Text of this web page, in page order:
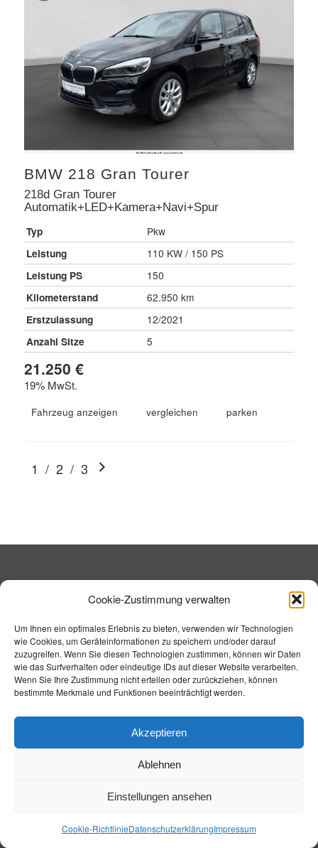
Cookie-Zustimmung verwalten
Um Ihnen ein optimales Erlebnis zu bieten, verwenden wir Technologien
wie Cookies, um Geräteinformationen zu speichern und/oder darauf
zuzugreifen. Wenn Sie diesen Technologien zustimmen, können wir Daten
wie das Surfverhalten oder eindeutige IDs auf dieser Website verarbeiten.
Wenn Sie Ihre Zustimmung nicht erteilen oder zurückziehen, können
bestimmte Merkmale und Funktionen beeinträchtigt werden.
Akzeptieren
Ablehnen
Einstellungen ansehen
Cookie-RichtlinieDatenschutzerklärungImpressum
BMW 218 Gran Tourer
218d Gran Tourer
Automatik+LED+Kamera+Navi+Spur
Typ
Pkw
Leistung
110 KW / 150 PS
Leistung PS
150
Kilometerstand
62.950 km
Erstzulassung
12/2021
Anzahl Sitze
5
21.250 €
19% MwSt.
Fahrzeug anzeigen vergleichen parken
1 / 2 / 3